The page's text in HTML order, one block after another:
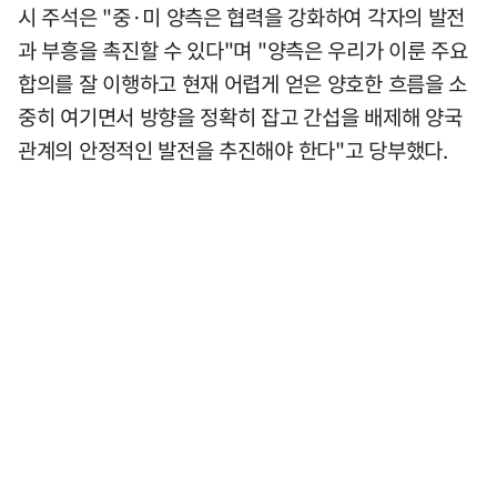
시 주석은 "중·미 양측은 협력을 강화하여 각자의 발전
과 부흥을 촉진할 수 있다"며 "양측은 우리가 이룬 주요
합의를 잘 이행하고 현재 어렵게 얻은 양호한 흐름을 소
중히 여기면서 방향을 정확히 잡고 간섭을 배제해 양국
관계의 안정적인 발전을 추진해야 한다"고 당부했다.